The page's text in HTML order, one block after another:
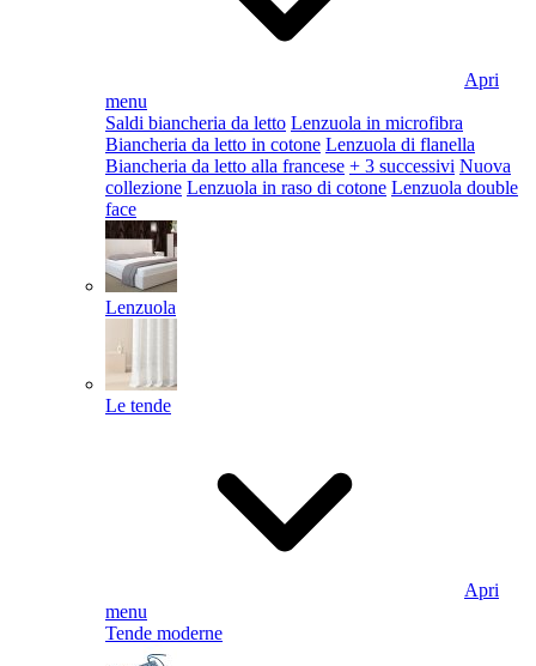
Apri
menu
Saldi biancheria da letto Lenzuola in microfibra
Biancheria da letto in cotone Lenzuola di flanella
Biancheria da letto alla francese + 3 successivi Nuova
collezione Lenzuola in raso di cotone Lenzuola double
face
Lenzuola
Le tende
Apri
menu
Tende moderne